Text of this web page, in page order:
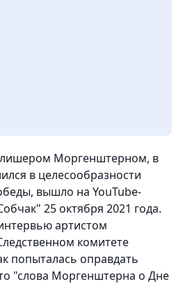
Моргенштерном, в
в целесообразности
вышло на YouTube-
25 октября 2021 года.
артистом
комитете
попыталась оправдать
"слова Моргенштерна о Дне